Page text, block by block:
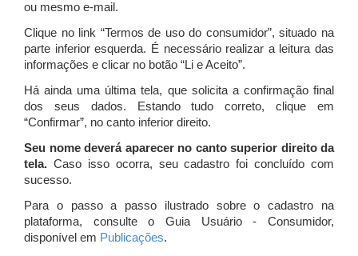
ou mesmo e-mail.
Clique no link “Termos de uso do consumidor”, situado na
parte inferior esquerda. É necessário realizar a leitura das
informações e clicar no botão “Li e Aceito”.
Há ainda uma última tela, que solicita a confirmação final
dos seus dados. Estando tudo correto, clique em
“Confirmar”, no canto inferior direito.
Seu nome deverá aparecer no canto superior direito da
tela. Caso isso ocorra, seu cadastro foi concluído com
sucesso.
Para o passo a passo ilustrado sobre o cadastro na
plataforma, consulte o Guia Usuário - Consumidor,
disponível em Publicações.